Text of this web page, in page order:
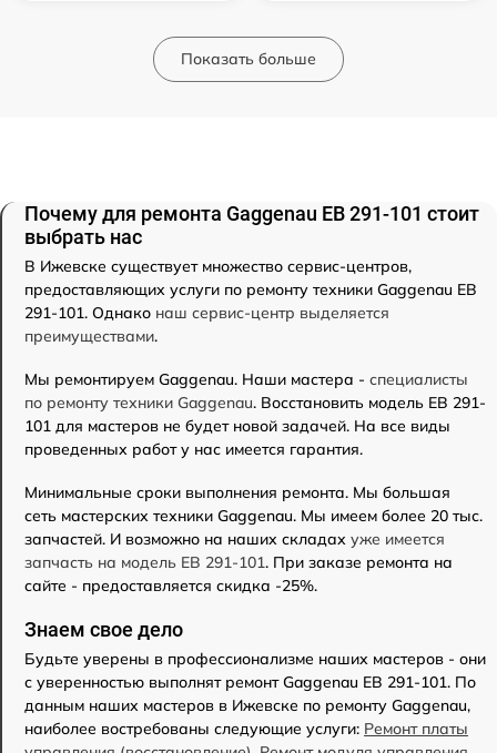
Показать больше
Почему для ремонта Gaggenau EB 291-101 стоит
выбрать нас
В Ижевске существует множество сервис-центров,
предоставляющих услуги по ремонту техники Gaggenau EB
291-101. Однако наш сервис-центр выделяется
преимуществами.
Мы ремонтируем Gaggenau. Наши мастера - специалисты
по ремонту техники Gaggenau. Восстановить модель EB 291-
101 для мастеров не будет новой задачей. На все виды
проведенных работ у нас имеется гарантия.
Минимальные сроки выполнения ремонта. Мы большая
сеть мастерских техники Gaggenau. Мы имеем более 20 тыс.
запчастей. И возможно на наших складах уже имеется
запчасть на модель EB 291-101. При заказе ремонта на
сайте - предоставляется скидка -25%.
Знаем свое дело
Будьте уверены в профессионализме наших мастеров - они
с уверенностью выполнят ремонт Gaggenau EB 291-101. По
данным наших мастеров в Ижевске по ремонту Gaggenau,
наиболее востребованы следующие услуги: Ремонт платы